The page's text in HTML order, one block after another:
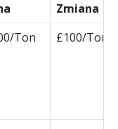
Zmiana
Ton £100/Ton